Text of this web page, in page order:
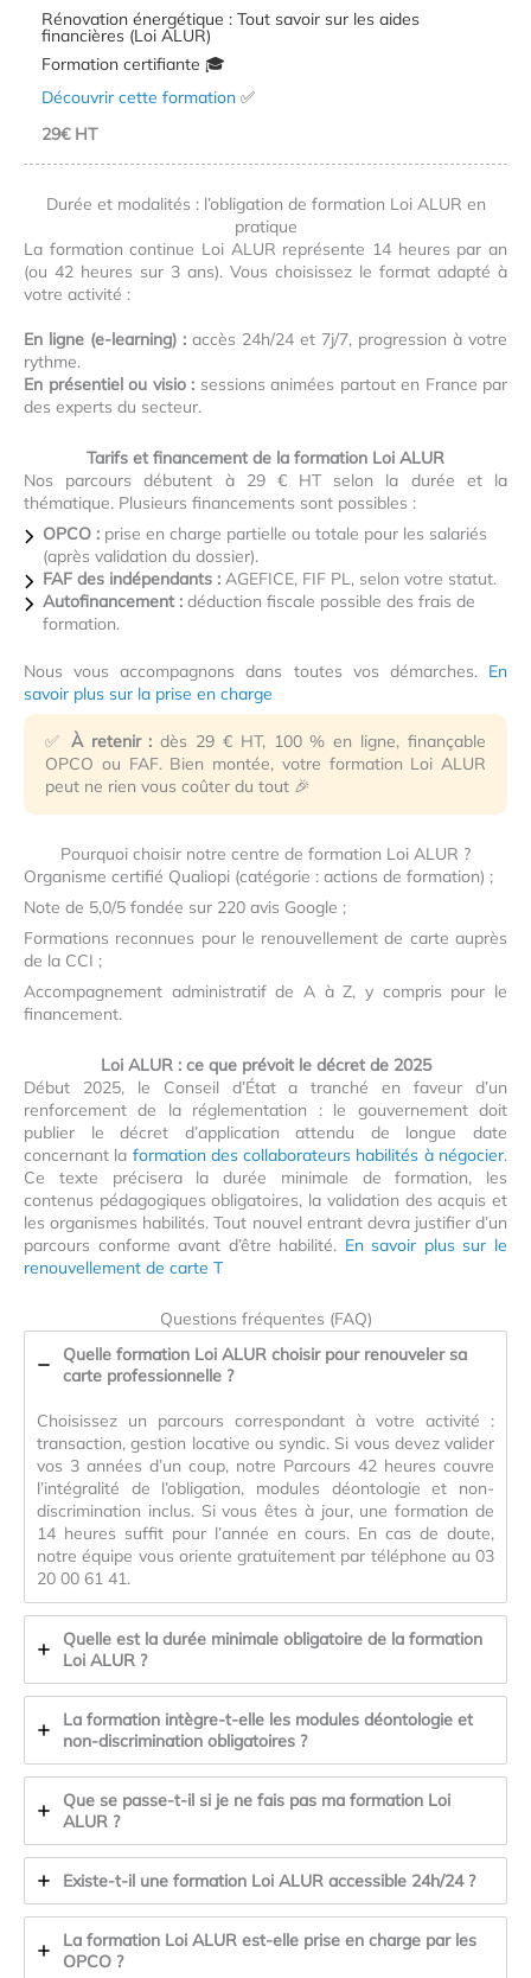
Rénovation énergétique : Tout savoir sur les aides
financières (Loi ALUR)
Formation certifiante 🎓
Découvrir cette formation ✅
29€ HT
Durée et modalités : l’obligation de formation Loi ALUR en
pratique
La formation continue Loi ALUR représente 14 heures par an
(ou 42 heures sur 3 ans). Vous choisissez le format adapté à
votre activité :
En ligne (e-learning) : accès 24h/24 et 7j/7, progression à votre
rythme.
En présentiel ou visio : sessions animées partout en France par
des experts du secteur.
Tarifs et financement de la formation Loi ALUR
Nos parcours débutent à 29 € HT selon la durée et la
thématique. Plusieurs financements sont possibles :
OPCO : prise en charge partielle ou totale pour les salariés
(après validation du dossier).
FAF des indépendants : AGEFICE, FIF PL, selon votre statut.
Autofinancement : déduction fiscale possible des frais de
formation.
Nous vous accompagnons dans toutes vos démarches. En
savoir plus sur la prise en charge
✅ À retenir : dès 29 € HT, 100 % en ligne, finançable
OPCO ou FAF. Bien montée, votre formation Loi ALUR
peut ne rien vous coûter du tout 🎉
Pourquoi choisir notre centre de formation Loi ALUR ?
Organisme certifié Qualiopi (catégorie : actions de formation) ;
Note de 5,0/5 fondée sur 220 avis Google ;
Formations reconnues pour le renouvellement de carte auprès
de la CCI ;
Accompagnement administratif de A à Z, y compris pour le
financement.
Loi ALUR : ce que prévoit le décret de 2025
Début 2025, le Conseil d’État a tranché en faveur d’un
renforcement de la réglementation : le gouvernement doit
publier le décret d’application attendu de longue date
concernant la formation des collaborateurs habilités à négocier.
Ce texte précisera la durée minimale de formation, les
contenus pédagogiques obligatoires, la validation des acquis et
les organismes habilités. Tout nouvel entrant devra justifier d’un
parcours conforme avant d’être habilité. En savoir plus sur le
renouvellement de carte T
Questions fréquentes (FAQ)
Quelle formation Loi ALUR choisir pour renouveler sa
carte professionnelle ?
Choisissez un parcours correspondant à votre activité :
transaction, gestion locative ou syndic. Si vous devez valider
vos 3 années d’un coup, notre Parcours 42 heures couvre
l’intégralité de l’obligation, modules déontologie et non-
discrimination inclus. Si vous êtes à jour, une formation de
14 heures suffit pour l’année en cours. En cas de doute,
notre équipe vous oriente gratuitement par téléphone au 03
20 00 61 41.
Quelle est la durée minimale obligatoire de la formation
Loi ALUR ?
La formation intègre-t-elle les modules déontologie et
non-discrimination obligatoires ?
Que se passe-t-il si je ne fais pas ma formation Loi
ALUR ?
Existe-t-il une formation Loi ALUR accessible 24h/24 ?
La formation Loi ALUR est-elle prise en charge par les
OPCO ?